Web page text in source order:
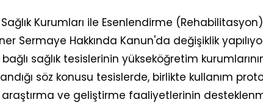
Sağlık Kurumları ile Esenlendirme (Rehabilitasyon)
Sermaye Hakkında Kanun'da değişiklik
bağlı sağlık tesislerinin yükseköğretim
söz konusu tesislerde, birlikte kullanım
ve geliştirme faaliyetlerinin